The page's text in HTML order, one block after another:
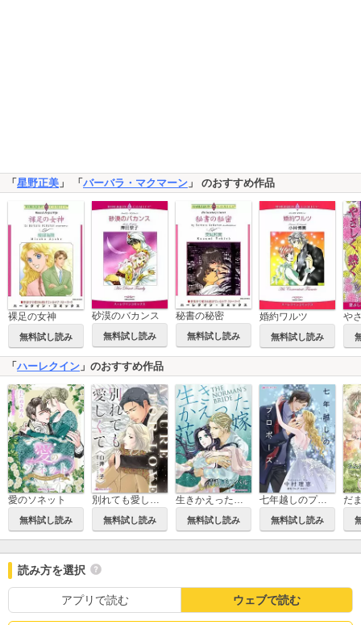
「 星野正美 」 「 バーバラ・マクマーン 」 のおすすめ作品
裸足の女神
無料試し読み
砂漠のバカンス
無料試し読み
秘書の秘密
無料試し読み
婚約ワルツ
無料試し読み
や
「 ハーレクイン 」のおすすめ作品
愛のソネット
無料試し読み 無料試し読み 無料試し読み
七年越しのプロポーズ
無料試し読み
読み方を選択
アプリで読む ウェブで読む